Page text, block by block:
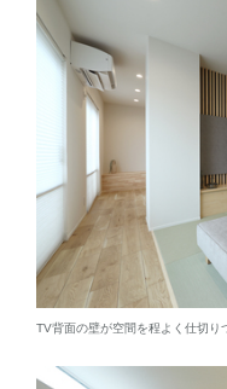
TV背面の壁が空間を程よく仕切り